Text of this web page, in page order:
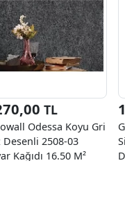
TL
Odessa Koyu Gri
Desenli 2508-03
Kağıdı 16.50 M²